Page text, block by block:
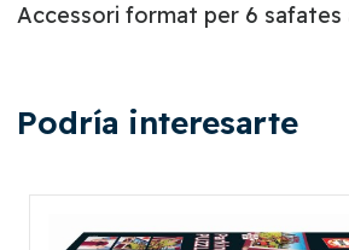
Accessori format per 6 safates
Podría interesarte